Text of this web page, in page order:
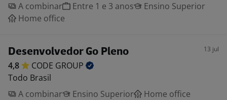
A combinar
Entre 1 e 3 anos
Ensino Superior
Home office
Desenvolvedor Go Pleno 13 jul
4,8 CODE GROUP
Todo Brasil
A combinar
Ensino Superior Home office